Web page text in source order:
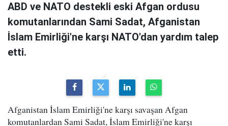
ABD ve NATO destekli eski Afgan ordusu
komutanlarından Sami Sadat, Afganistan
İslam Emirliği'ne karşı NATO'dan yardım talep
etti.
Afganistan İslam Emirliği'ne karşı savaşan Afgan
komutanlardan Sami Sadat, İslam Emirliği'ne karşı